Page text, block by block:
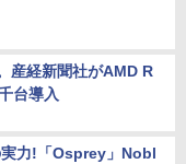
産経新聞社がAMD R
台導入
力!「Osprey」Nobl